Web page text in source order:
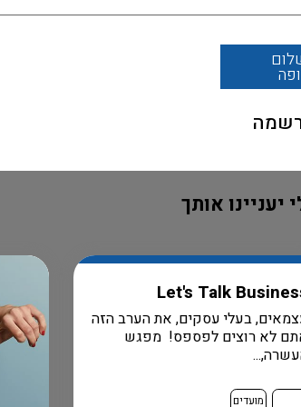
אותך
Let's Talk
בעלי עסקים, את הערב הזה
לא רוצים לפספס! מפגש
מועדים